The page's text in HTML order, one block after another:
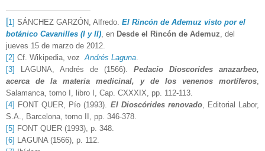
[1] SÁNCHEZ GARZÓN, Alfredo. El Rincón de Ademuz visto por el
botánico Cavanilles (I y II) , en Desde el Rincón de Ademuz , del
jueves 15 de marzo de 2012.
[2] Cf. Wikipedia, voz Andrés Laguna
[3] LAGUNA, Andrés de (1566). Pedacio
Dioscorides anazarbeo,
acerca de la materia medicinal, y de los venenos mortíferos
Salamanca, tomo I, libro I, Cap. CXXXIX, pp. 112-113.
[4] FONT QUER, Pío (1993). El Dioscórides renovado, Editorial Labor,
S.A., Barcelona, tomo II, pp. 346-378.
[5] FONT QUER (1993), p. 348.
[6] LAGUNA (1566), p. 112.